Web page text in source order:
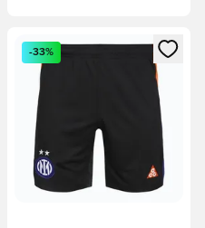
o registrarse como
Abre un modal para iniciar
-33%